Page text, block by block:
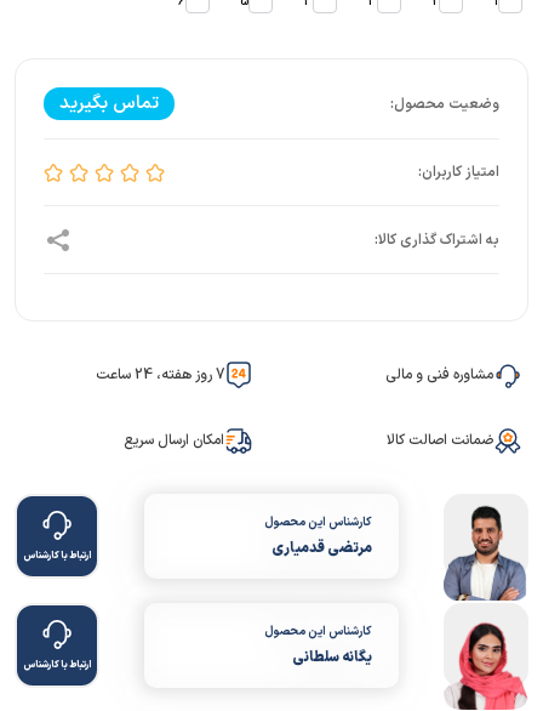
تماس بگیرید
مشاوره فنی و مالی 7 روز هفته، 24 ساعت
ضمانت اصالت کالا امکان ارسال سریع
کارشناس این محصول
مرتضی قدمیاری ارتباط با کارشناس
کارشناس این محصول
یگانه سلطانی ارتباط با کارشناس